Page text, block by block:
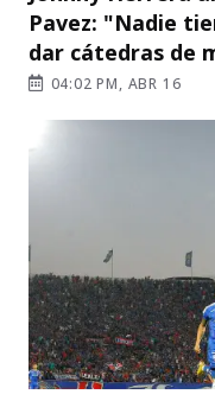
Pavez: "Nadie
dar cátedras de
04:02 PM, ABR 16